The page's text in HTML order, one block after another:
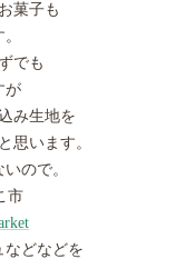
菓子も
でも
が
み生地を
思います。
ので。
市
などなどを